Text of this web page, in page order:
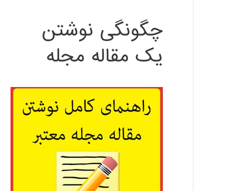
چگونگی نوشتن
یک مقاله مجله